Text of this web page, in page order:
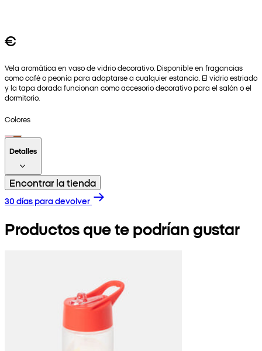
€
Vela aromática en vaso de vidrio decorativo. Disponible en fragancias
como café o peonía para adaptarse a cualquier estancia. El vidrio estriado
y la tapa dorada funcionan como accesorio decorativo para el salón o el
dormitorio.
Colores
Detalles
Encontrar la tienda
30 días para devolver
Productos que te podrían gustar